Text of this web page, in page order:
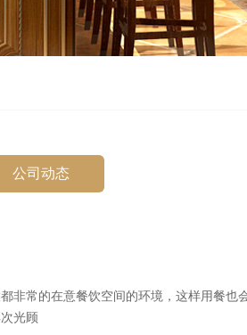
公司动态
非常的在意餐饮空间的环境，这样用餐也
光顾